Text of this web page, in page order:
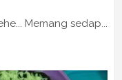
Memang sedap...